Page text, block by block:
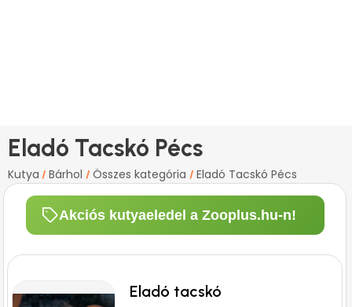
Eladó Tacskó Pécs
Kutya / Bárhol / Összes kategória / Eladó Tacskó Pécs
Akciós kutyaeledel a Zooplus.hu-n!
Eladó tacskó